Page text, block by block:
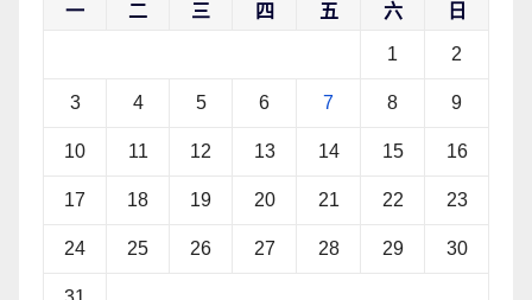
一 二 三 四 五 六 日
1 2
3 4 5 6 7 8 9
10 11 12 13 14 15 16
17 18 19 20 21 22 23
24 25 26 27 28 29 30